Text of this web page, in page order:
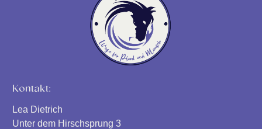
Kontakt:
Lea Dietrich
Unter dem Hirschsprung 3